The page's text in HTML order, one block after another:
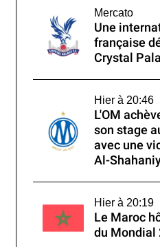
Mercato
Une
française
Crystal
Hier à 20:46
L'OM
son stage
avec une
Al-
Hier à 20:19
Le Maroc
du Mondial